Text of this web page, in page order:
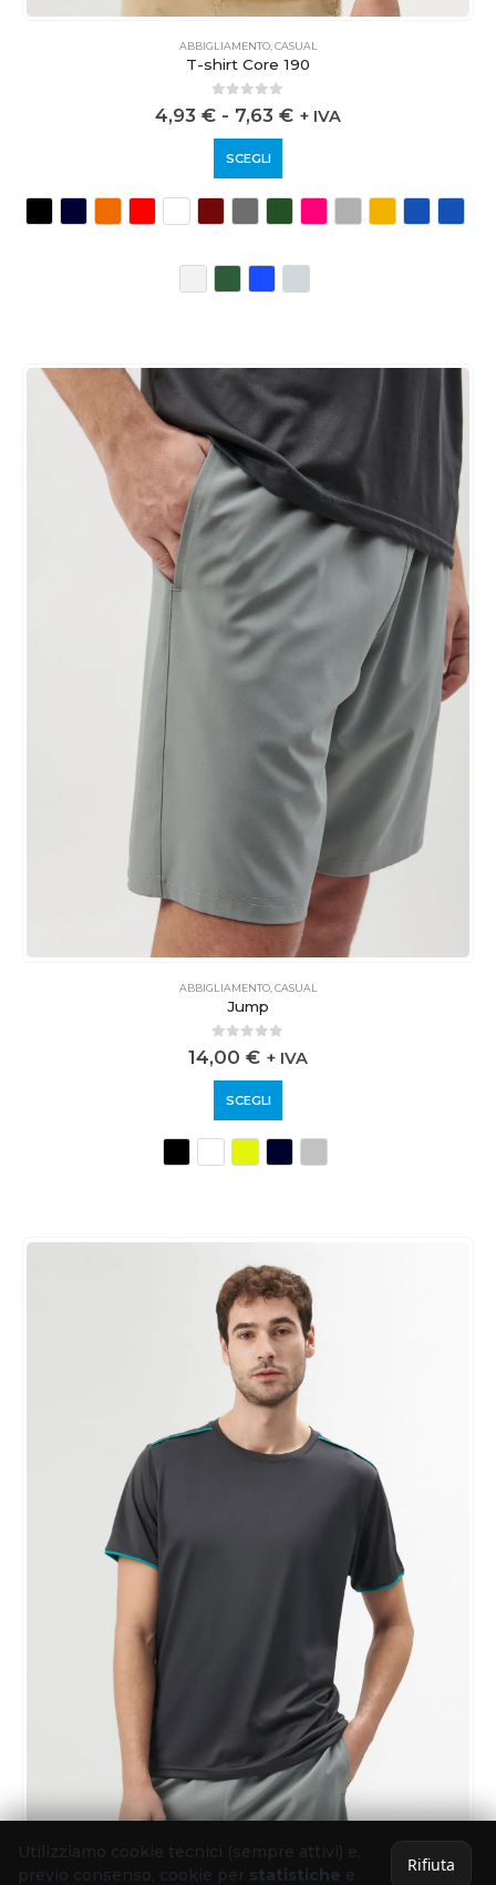
ABBIGLIAMENTO, CASUAL
T-shirt Core 190
0 out of 5
4,93 € - 7,63 € + IVA
SCEGLI
ABBIGLIAMENTO, CASUAL
Jump
0out of 5
14,00 € + IVA
SCEGLI
ABBIGLIAMENTO, CASUAL
Stage
Utilizziamo cookie tecnici (sempre attivi) e,
previo consenso, cookie per statistiche e
Rifiuta